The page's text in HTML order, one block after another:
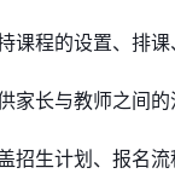
课程的设置、排课
家长与教师之间的
招生计划、报名流